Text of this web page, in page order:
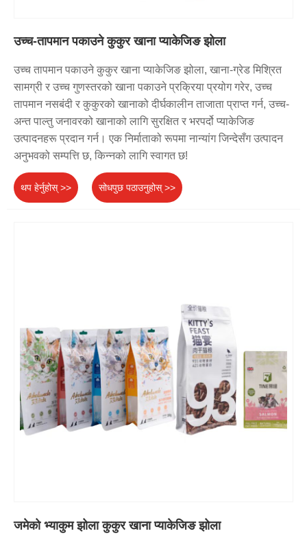
उच्च-तापमान पकाउने कुकुर खाना प्याकेजिङ झोला
उच्च तापमान पकाउने कुकुर खाना प्याकेजिङ झोला, खाना-ग्रेड मिश्रित
सामग्री र उच्च गुणस्तरको खाना पकाउने प्रक्रिया प्रयोग गरेर, उच्च
तापमान नसबंदी र कुकुरको खानाको दीर्घकालीन ताजाता प्राप्त गर्न, उच्च-
अन्त पाल्तु जनावरको खानाको लागि सुरक्षित र भरपर्दो प्याकेजिङ
उत्पादनहरू प्रदान गर्न। एक निर्माताको रूपमा नान्यांग जिन्देसँग उत्पादन
अनुभवको सम्पत्ति छ, किन्नको लागि स्वागत छ!
थप हेर्नुहोस् >> सोधपुछ पठाउनुहोस् >>
जमेको भ्याकुम झोला कुकुर खाना प्याकेजिङ झोला